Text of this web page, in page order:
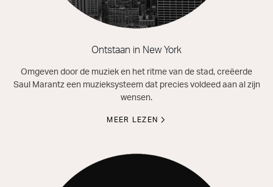
Ontstaan in New York
Omgeven door de muziek en het ritme van de stad, creëerde
Saul Marantz een muzieksysteem dat precies voldeed aan al zijn
wensen.
MEER LEZEN